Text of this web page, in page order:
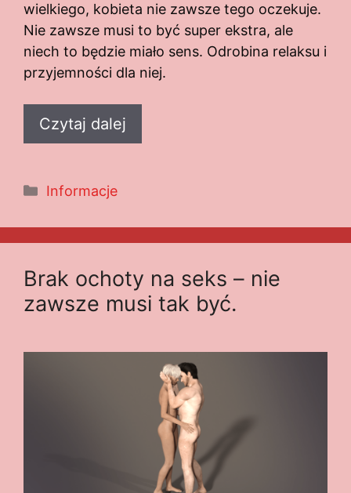
wielkiego, kobieta nie zawsze tego oczekuje.
Nie zawsze musi to być super ekstra, ale
niech to będzie miało sens. Odrobina relaksu i
przyjemności dla niej.
Czytaj dalej
Kategorie
Informacje
Brak ochoty na seks – nie
zawsze musi tak być.